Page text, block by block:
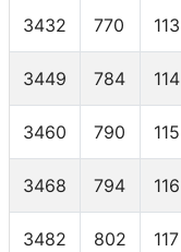
3432 770 113
3449 784 114
3460 790 115
3468 794 116
3482 802 117